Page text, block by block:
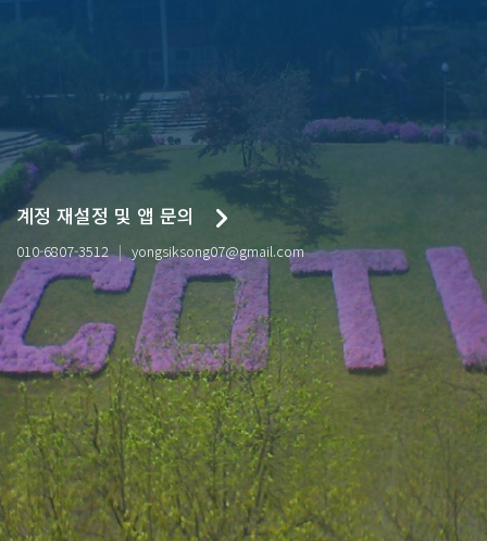
계정 재설정 및 앱 문의
010-6807-3512 yongsiksong07@gmail.com